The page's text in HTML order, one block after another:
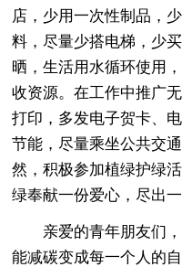
店，少用一次性制品，
料，尽量少搭电梯，少
晒，生活用水循环使用
收资源。在工作中推广
打印，多发电子贺卡、
节能，尽量乘坐公共交
然，积极参加植绿护绿
绿奉献一份爱心，尽出一
亲爱的青年朋友们
能减碳变成每一个人的